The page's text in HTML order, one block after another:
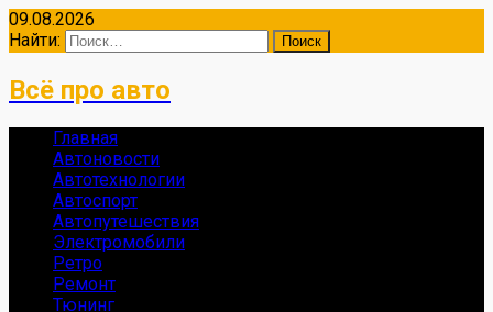
09.08.2026
Найти:
Всё про авто
Главная
Автоновости
Автотехнологии
Автоспорт
Автопутешествия
Электромобили
Ретро
Ремонт
Тюнинг